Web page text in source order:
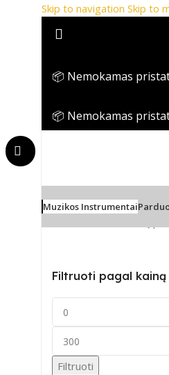
Skip to navigation Skip to
📦 Nemokamas
📦 Nemokamas
Muzikos Instrumentai
Filtruoti pagal kainą
Filtruoti